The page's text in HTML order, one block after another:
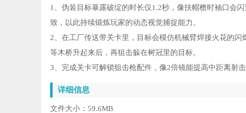
1、伪装目标暴露破绽的时长仅1.2秒，像扶帽檐时袖口会
致，以此持续锻炼玩家的动态视觉捕捉能力。
2、在工厂传送带关卡里，目标会模仿机械臂焊接火花的
等木桥升起来后，再狙击躲在树冠里的目标。
3、完成关卡可解锁狙击枪配件，像2倍镜能提高中距离射
详细信息
文件大小： 59.6MB